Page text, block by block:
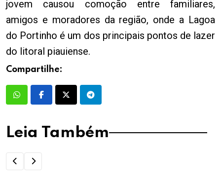
jovem causou comoção entre familiares,
amigos e moradores da região, onde a Lagoa
do Portinho é um dos principais pontos de lazer
do litoral piauiense.
Compartilhe:
Leia Também